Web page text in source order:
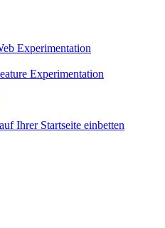
Experimentation
Experimentation
Ihrer Startseite einbetten